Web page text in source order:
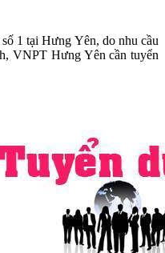
1 tại Hưng Yên, do nhu cầu
VNPT Hưng Yên cần tuyển